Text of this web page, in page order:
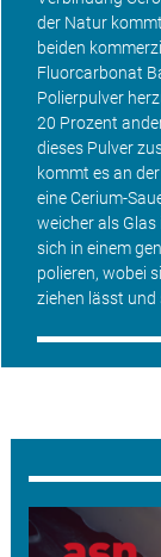
der Natur
beiden
Fluorcarbonat
Polierpulver
20 Prozent
dieses Pulver
kommt es an
eine Cerium-
weicher als
sich in einem
polieren, wobei
ziehen lässt und